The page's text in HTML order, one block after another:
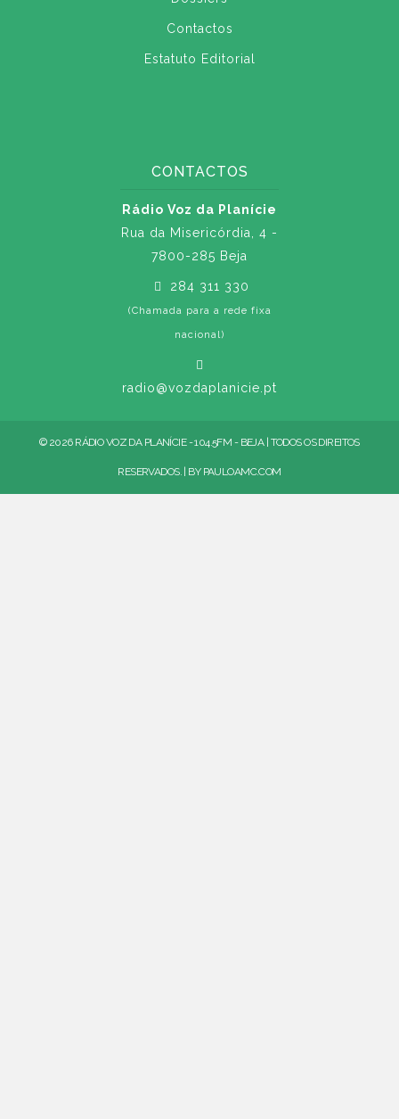
Contactos
Estatuto Editorial
CONTACTOS
Rádio Voz da Planície
Rua da Misericórdia, 4 -
7800-285 Beja
284 311 330
(Chamada para a rede fixa
nacional)
radio@vozdaplanicie.pt
© 2026 RÁDIO VOZ DA PLANÍCIE - 104.5FM - BEJA | TODOS OS DIREITOS
RESERVADOS. | BY PAULOAMC.COM